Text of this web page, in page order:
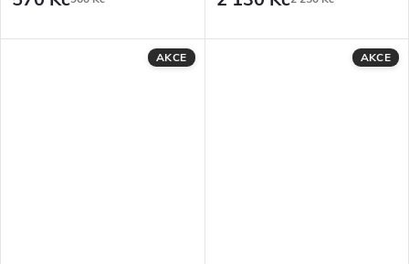
AKCE AKCE